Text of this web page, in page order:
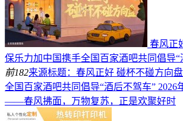
春风正
保乐力加中国携手全国百家酒吧共同倡导“
前182来源标题：春风正好 碰杯不碰方向
全国百家酒吧共同倡导“酒后不驾车” 2026
——春风拂面，万物复苏，正是欢聚好时